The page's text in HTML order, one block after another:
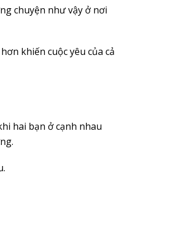
chuyện như vậy ở nơi
khiến cuộc yêu của cả
hai bạn ở cạnh nhau